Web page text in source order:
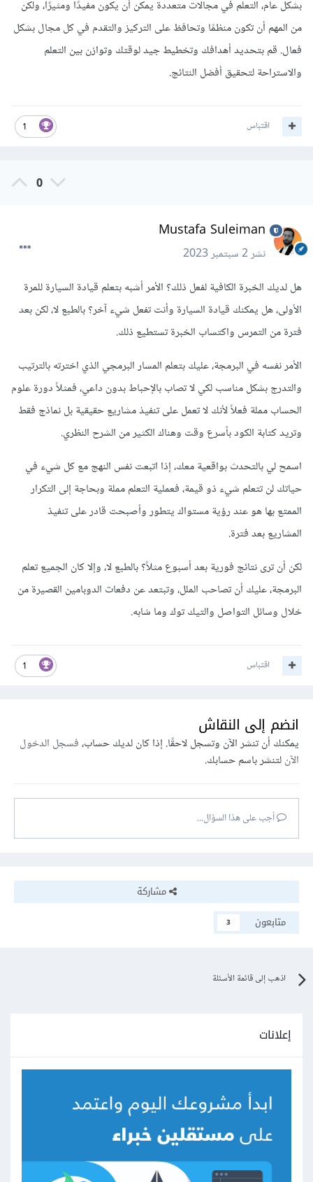
بشكل عام، التعلم في مجالات متعددة يمكن أن يكون مفيدًا ومثيرًا، ولكن
من المهم أن تكون منظمًا وتحافظ على التركيز والتقدم في كل مجال بشكل
فعال. قم بتحديد أهدافك وتخطيط جيد لوقتك وتوازن بين التعلم
والاستراحة لتحقيق أفضل النتائج.
1 اقتباس
0
Mustafa Suleiman
نشر2 سبتمبر 2023
هل لديك الخبرة الكافية لفعل ذلك؟ الأمر أشبه بتعلم قيادة السيارة للمرة
الأولى، هل يمكنك قيادة السيارة وأنت تفعل شيء آخر؟ بالطبع لا، لكن بعد
فترة من التمرس واكتساب الخبرة تستطيع ذلك.
الأمر نفسه في البرمجة، عليك بتعلم المسار البرمجي الذي اخترته بالترتيب
والتدرج بشكل مناسب لكي لا تصاب بالإحباط بدون داعي، فمثلاً دورة علوم
الحساب مملة فعلاً لأنك لا تعمل على تنفيذ مشاريع حقيقية بل نماذج فقط
وتريد كتابة الكود بأسرع وقت وهناك الكثير من الشرح النظري.
اسمح لي بالتحدث بواقعية معك، إذا اتبعت نفس النهج مع كل شيء في
حياتك لن تتعلم شيء ذو قيمة، فعملية التعلم مملة وبحاجة إلى التكرار
الممتع بها هو عند رؤية مستواك يتطور وأصبحت قادر على تنفيذ
المشاريع بعد فترة.
لكن أن ترى نتائج فورية بعد أسبوع مثلاً؟ بالطبع لا، وإلا كان الجميع تعلم
البرمجة، عليك أن تصاحب الملل، وتبتعد عن دفعات الدوبامين القصيرة من
خلال وسائل التواصل والتيك توك وما شابه.
1 اقتباس
انضم إلى النقاش
يمكنك أن تنشر الآن وتسجل لاحقًا. إذا كان لديك حساب،فسجل الدخول
الآنلتنشر باسم حسابك.
أجب على هذا السؤال...
مشاركة
متابعون
3
اذهب إلى قائمة الأسئلة
إعلانات